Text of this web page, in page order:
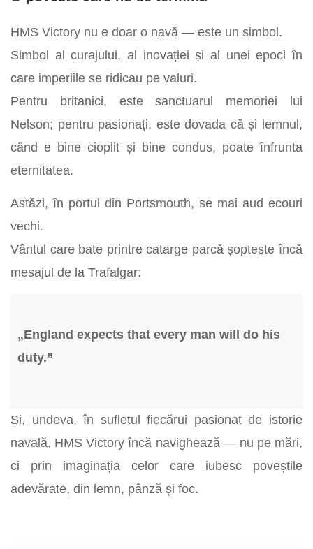
HMS Victory nu e doar o navă — este un simbol.
Simbol al curajului, al inovației și al unei epoci în
care imperiile se ridicau pe valuri.
Pentru britanici, este sanctuarul memoriei lui
Nelson; pentru pasionați, este dovada că și lemnul,
când e bine cioplit și bine condus, poate înfrunta
eternitatea.
Astăzi, în portul din Portsmouth, se mai aud ecouri
vechi.
Vântul care bate printre catarge parcă șoptește încă
mesajul de la Trafalgar:
„England expects that every man will do his
duty.”
Și, undeva, în sufletul fiecărui pasionat de istorie
navală, HMS Victory încă navighează — nu pe mări,
ci prin imaginația celor care iubesc poveștile
adevărate, din lemn, pânză și foc.